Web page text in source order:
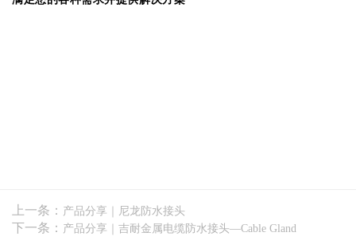
上一条： 产品分享｜尼龙防水接头
下一条： 产品分享｜吉耐金属电缆防水接头—Cable Gland